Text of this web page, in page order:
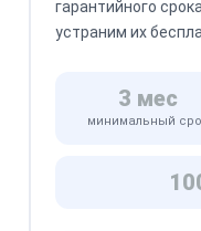
гарантийного
устраним их
3 мес
минимальный